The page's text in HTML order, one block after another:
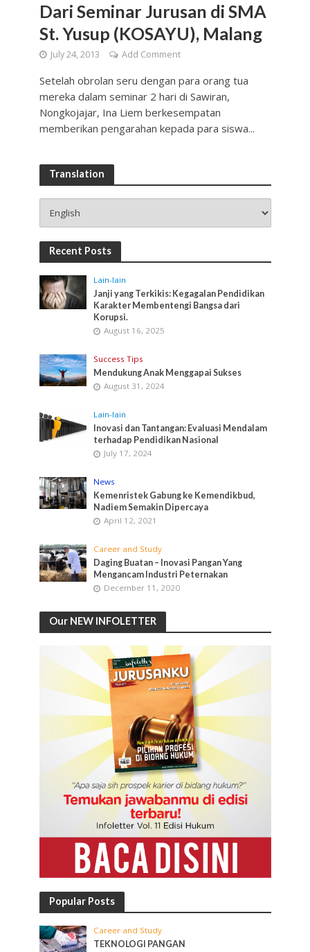
Dari Seminar Jurusan di SMA
St. Yusup (KOSAYU), Malang
July 24, 2013 Add Comment
Setelah obrolan seru dengan para orang tua
mereka dalam seminar 2 hari di Sawiran,
Nongkojajar, Ina Liem berkesempatan
memberikan pengarahan kepada para siswa...
Translation
Recent Posts
Lain-lain
Janji yang Terkikis: Kegagalan Pendidikan
Karakter Membentengi Bangsa dari
Korupsi.
August 16, 2025
Success Tips
Mendukung Anak Menggapai Sukses
August 31, 2024
Lain-lain
Inovasi dan Tantangan: Evaluasi Mendalam
terhadap Pendidikan Nasional
July 17, 2024
News
Kemenristek Gabung ke Kemendikbud,
Nadiem Semakin Dipercaya
April 12, 2021
Career and Study
Daging Buatan – Inovasi Pangan Yang
Mengancam Industri Peternakan
December 11, 2020
Our NEW INFOLETTER
Popular Posts
Career and Study
TEKNOLOGI PANGAN